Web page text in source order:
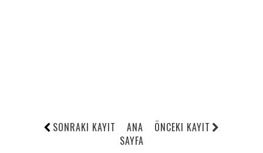
SONRAKI KAYIT ÖNCEKI KAYIT
ANA
SAYFA